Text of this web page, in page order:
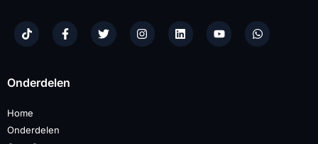
Onderdelen
Home
Onderdelen